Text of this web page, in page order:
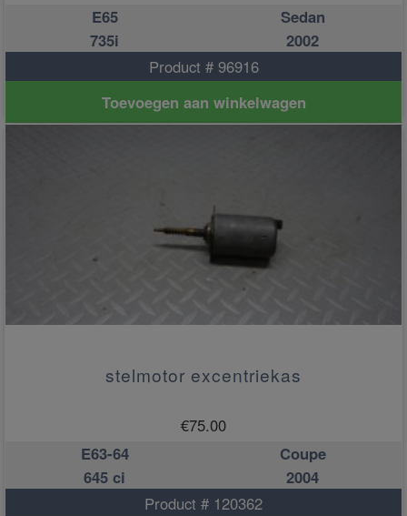
E65
Sedan
735i
2002
Product # 96916
Toevoegen aan winkelwagen
stelmotor excentriekas
€75.00
E63-64
Coupe
645 ci
2004
Product # 120362